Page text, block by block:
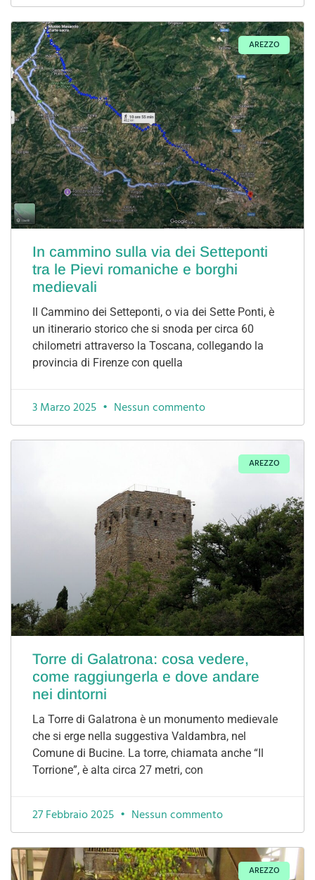
AREZZO
In cammino sulla via dei Setteponti
tra le Pievi romaniche e borghi
medievali
Il Cammino dei Setteponti, o via dei Sette Ponti, è
un itinerario storico che si snoda per circa 60
chilometri attraverso la Toscana, collegando la
provincia di Firenze con quella
3 Marzo 2025 Nessun commento
AREZZO
Torre di Galatrona: cosa vedere,
come raggiungerla e dove andare
nei dintorni
La Torre di Galatrona è un monumento medievale
che si erge nella suggestiva Valdambra, nel
Comune di Bucine. La torre, chiamata anche “Il
Torrione”, è alta circa 27 metri, con
27 Febbraio 2025 Nessun commento
AREZZO